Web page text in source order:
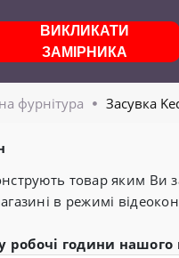
ВИКЛИКАТИ
ЗАМІРНИКА
фурнітура Засувка
товар яким Ви
в режимі
години нашого